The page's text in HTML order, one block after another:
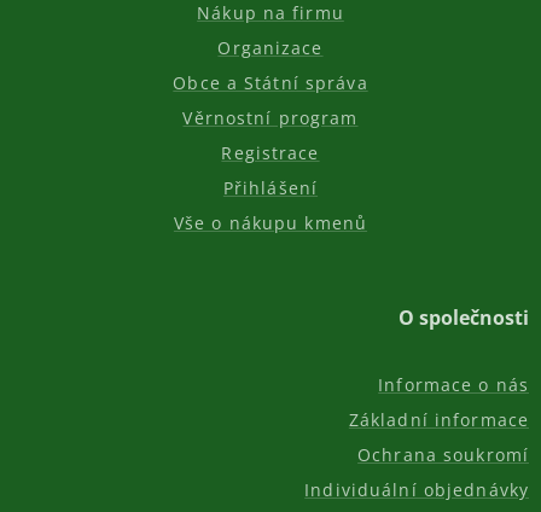
Nákup na firmu
Organizace
Obce a Státní správa
Věrnostní program
Registrace
Přihlášení
Vše o nákupu kmenů
O společnosti
Informace o nás
Základní informace
Ochrana soukromí
Individuální objednávky